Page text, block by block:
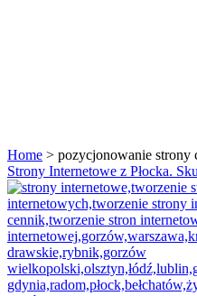
Home > pozycjonowanie strony
Tag:
strony
cennik</span>
Strony Internetowe z Płocka.